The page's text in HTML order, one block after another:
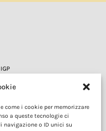
come i cookie per memorizzare
a queste tecnologie ci
navigazione o ID unici su
IGP